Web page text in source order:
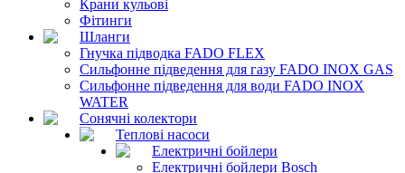
Крани кульові
Фітинги
Шланги
Гнучка підводка FADO FLEX
Сильфонне підведення для газу FADO INOX GAS
Сильфонне підведення для води FADO INOX
WATER
Сонячні колектори
Теплові насоси
Електричні бойлери
Електричні бойлери Bosch